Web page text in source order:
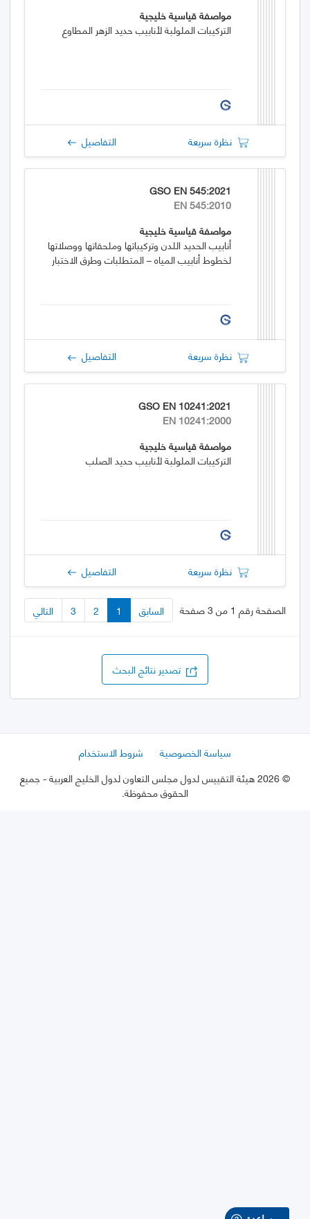
مواصفة قياسية خليجية
التركيبات الملولبة لأنابيب حديد الزهر المطاوع
نظرة سريعة التفاصيل
GSO EN 545:2021
EN 545:2010
مواصفة قياسية خليجية
أنابيب الحديد اللدن وتركيباتها وملحقاتها ووصلاتها
لخطوط أنابيب المياه – المتطلبات وطرق الاختبار
نظرة سريعة التفاصيل
GSO EN 10241:2021
EN 10241:2000
مواصفة قياسية خليجية
التركيبات الملولبة لأنابيب حديد الصلب
نظرة سريعة التفاصيل
الصفحة رقم 1 من 3 صفحة السابق 1
2
3 التالي
تصدير نتائج البحث
سياسة الخصوصية
شروط الاستخدام
©2026 هيئة التقييس لدول مجلس التعاون لدول الخليج العربية
- جميع
الحقوق محفوظة.